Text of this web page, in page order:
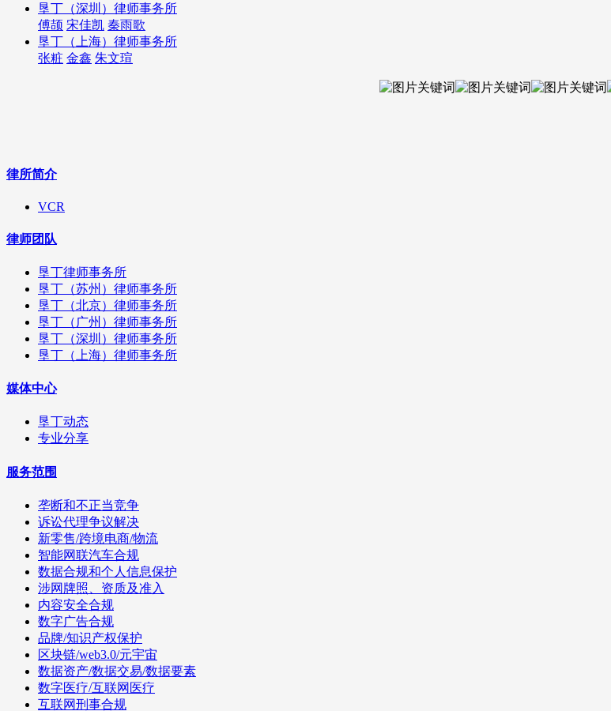
垦丁（深圳）律师事务所
傅颉 宋佳凯 秦雨歌
垦丁（上海）律师事务所
张粧 金鑫 朱文瑄
律所简介
VCR
律师团队
垦丁律师事务所
垦丁（苏州）律师事务所
垦丁（北京）律师事务所
垦丁（广州）律师事务所
垦丁（深圳）律师事务所
垦丁（上海）律师事务所
媒体中心
垦丁动态
专业分享
服务范围
垄断和不正当竞争
诉讼代理争议解决
新零售/跨境电商/物流
智能网联汽车合规
数据合规和个人信息保护
涉网牌照、资质及准入
内容安全合规
数字广告合规
品牌/知识产权保护
区块链/web3.0/元宇宙
数据资产/数据交易/数据要素
数字医疗/互联网医疗
互联网刑事合规